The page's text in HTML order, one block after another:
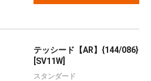
テッシード【AR】{144/086}
[SV11W]
スタンダード